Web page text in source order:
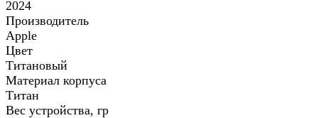
2024
Производитель
Apple
Цвет
Титановый
Материал корпуса
Титан
Вес устройства, гр